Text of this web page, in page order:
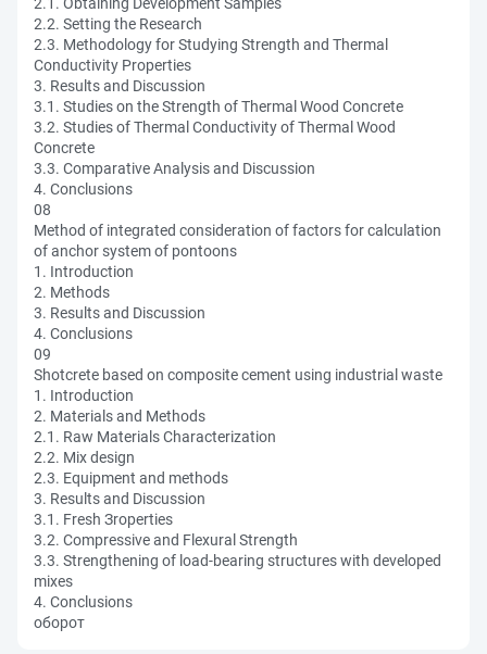
2.2. Setting the Research
2.3. Methodology for Studying Strength and Thermal
Conductivity Properties
3. Results and Discussion
3.1. Studies on the Strength of Thermal Wood Concrete
3.2. Studies of Thermal Conductivity of Thermal Wood
Concrete
3.3. Comparative Analysis and Discussion
4. Conclusions
08
Method of integrated consideration of factors for calculation
of anchor system of pontoons
1. Introduction
2. Methods
3. Results and Discussion
4. Conclusions
09
Shotcrete based on composite cement using industrial waste
1. Introduction
2. Materials and Methods
2.1. Raw Materials Characterization
2.2. Mix design
2.3. Equipment and methods
3. Results and Discussion
3.1. Fresh Зroperties
3.2. Compressive and Flexural Strength
3.3. Strengthening of load-bearing structures with developed
mixes
4. Conclusions
оборот